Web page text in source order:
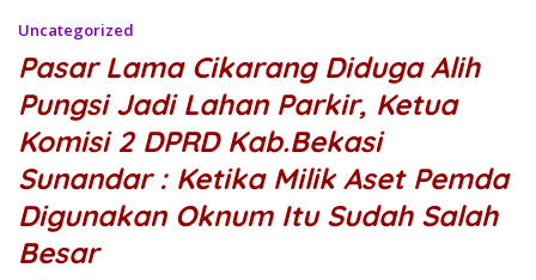
Uncategorized
Pasar Lama Cikarang Diduga Alih
Pungsi Jadi Lahan Parkir, Ketua
Komisi 2 DPRD Kab.Bekasi
Sunandar : Ketika Milik Aset Pemda
Digunakan Oknum Itu Sudah Salah
Besar